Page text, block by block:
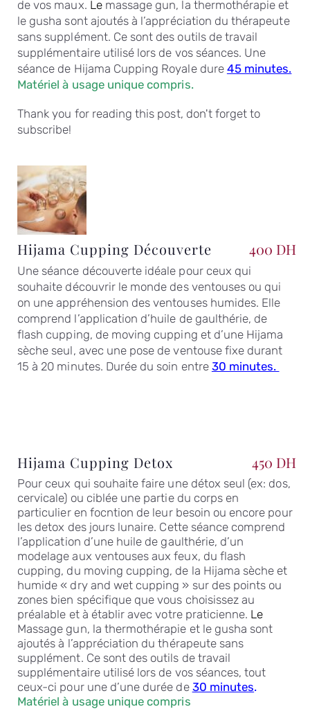
de vos maux. Lemassage gun, la thermothérapie et
le gusha sont ajoutés à l’appréciation du thérapeute
sans supplément. Ce sont des outils de travail
supplémentaire utilisé lors de vos séances. Une
séance de Hijama Cupping Royale dure 45 minutes.
Matériel à usage unique compris.
Thank you for reading this post, don't forget to
subscribe!
Hijama Cupping Découverte 400 DH
Une séance découverte idéale pour ceux qui
souhaite découvrir le monde des ventouses ou qui
on une appréhension des ventouses humides. Elle
comprend l’application d’huile de gaulthérie, de
flash cupping, de moving cupping et d’une Hijama
sèche seul, avec une pose de ventouse fixe durant
15 à 20 minutes. Durée du soin entre 30 minutes.
Hijama Cupping Detox 450 DH
Pour ceux qui souhaite faire une détox seul (ex: dos,
cervicale) ou ciblée une partie du corps en
particulier en focntion de leur besoin ou encore pour
les detox des jours lunaire. Cette séance comprend
l’application d’une huile de gaulthérie, d’un
modelage aux ventouses aux feux, du flash
cupping, du moving cupping, de la Hijama sèche et
humide « dry and wet cupping » sur des points ou
zones bien spécifique que vous choisissez au
préalable et à établir avec votre praticienne. Le
Massage gun, la thermothérapie et le gusha sont
ajoutés à l’appréciation du thérapeute sans
supplément. Ce sont des outils de travail
supplémentaire utilisé lors de vos séances, tout
ceux-ci pour une d’une durée de 30 minutes.
Matériel à usage unique compris